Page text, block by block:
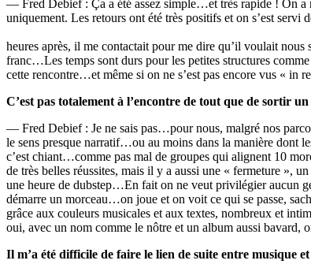
— Fred Debief : Ça a été assez simple…et très rapide ! On a
uniquement. Les retours ont été très positifs et on s’est
heures après, il me contactait pour me dire qu’il voulait
franc…Les temps sont durs pour les petites structures
cette rencontre…et même si on ne s’est pas encore vus «
C’est pas totalement à l’encontre de tout que de sortir
— Fred Debief : Je ne sais pas…pour nous, malgré nos
le sens presque narratif…ou au moins dans la manière dont
c’est chiant…comme pas mal de groupes qui alignent 10
de très belles réussites, mais il y a aussi une « fermeture »,
une heure de dubstep…En fait on ne veut privilégier aucun
démarre un morceau…on joue et on voit ce qui se passe,
grâce aux couleurs musicales et aux textes, nombreux et
oui, avec un nom comme le nôtre et un album aussi bavard,
Il m’a été difficile de faire le lien de suite entre musique